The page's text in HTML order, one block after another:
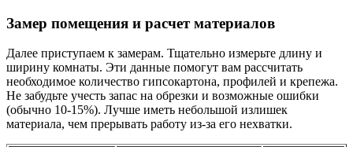
Замер помещения и расчет материалов
Далее приступаем к замерам. Тщательно измерьте длину и
ширину комнаты. Эти данные помогут вам рассчитать
необходимое количество гипсокартона, профилей и крепежа.
Не забудьте учесть запас на обрезки и возможные ошибки
(обычно 10-15%). Лучше иметь небольшой излишек
материала, чем прерывать работу из-за его нехватки.